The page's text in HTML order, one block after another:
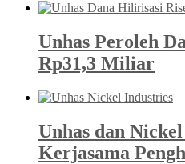
Unhas Peroleh
Rp31,3 Miliar
Unhas dan
Kerjasama